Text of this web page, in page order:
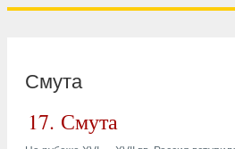
Смута
17. Смута